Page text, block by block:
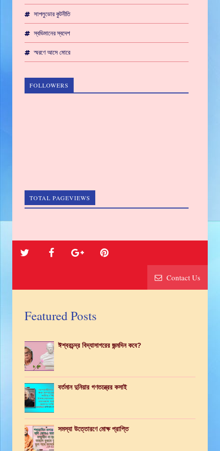
সাপলুডোর কুটনীতি
স্বভিমানের স্বদেশ
স্মরণে আসে মোরে
FOLLOWERS
TOTAL PAGEVIEWS
Contact Us
Featured Posts
ঈশ্বরচন্দ্র বিদ্যাসাগরের জন্মদিন কবে?
বর্তমান দুনিয়ার গণতন্ত্রের কসাই
সমস্যা উত্তোরণে মোক্ষ প্রাপ্তি